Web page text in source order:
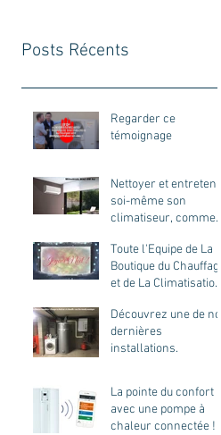
Posts Récents
Regarder ce
témoignage
Nettoyer et entretenir
soi-même son
climatiseur, comment
Toute l'Equipe de La
Boutique du Chauffage
et de La Climatisation
d'excellente
Découvrez une de nos
dernières
installations.
La pointe du confort
avec une pompe à
chaleur connectée !